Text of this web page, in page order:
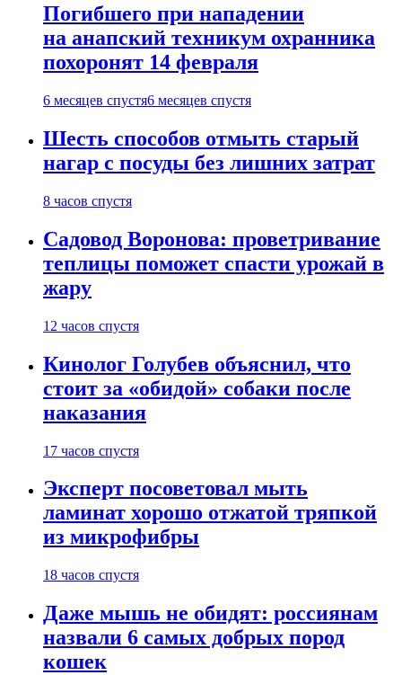
Погибшего при нападении
на анапский техникум охранника
похоронят 14 февраля
6 месяцев спустя6 месяцев спустя
Шесть способов отмыть старый
нагар с посуды без лишних затрат
8 часов спустя
Садовод Воронова: проветривание
теплицы поможет спасти урожай в
жару
12 часов спустя
Кинолог Голубев объяснил, что
стоит за «обидой» собаки после
наказания
17 часов спустя
Эксперт посоветовал мыть
ламинат хорошо отжатой тряпкой
из микрофибры
18 часов спустя
Даже мышь не обидят: россиянам
назвали 6 самых добрых пород
кошек